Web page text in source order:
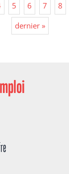
5 6 7 8
dernier »